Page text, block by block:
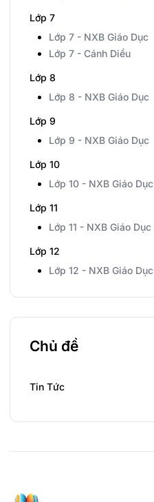
Lớp 7
Lớp 7 - NXB Giáo Dục
Lớp 7 - Cánh Diều
Lớp 8
Lớp 8 - NXB Giáo Dục
Lớp 9
Lớp 9 - NXB Giáo Dục
Lớp 10
Lớp 10 - NXB Giáo Dục
Lớp 11
Lớp 11 - NXB Giáo Dục
Lớp 12
Lớp 12 - NXB Giáo Dục
Chủ đề
Tin Tức